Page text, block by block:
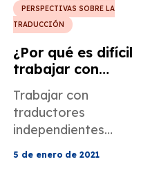
PERSPECTIVAS SOBRE LA
TRADUCCIÓN
¿Por qué es difícil
trabajar con
traductores
autónomos y
cómo
gestionarlo?
Trabajar con
traductores
independientes
5 de enero de 2021